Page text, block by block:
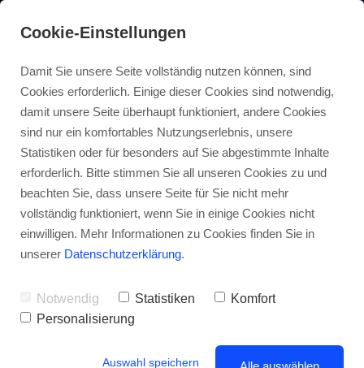
do it Akademie®
Das hat geklappt
- Vielen Dank!
Eine E-Mail ist
unterwegs an Sie.
Bitte schauen Sie in
Ihrem Postfach nach.
Cookie-Einstellungen
Damit Sie unsere Seite vollständig nutzen können, sind
Cookies erforderlich. Einige dieser Cookies sind notwendig,
damit unsere Seite überhaupt funktioniert, andere Cookies
sind nur ein komfortables Nutzungserlebnis, unsere
Statistiken oder für besonders auf Sie abgestimmte Inhalte
erforderlich. Bitte stimmen Sie all unseren Cookies zu und
beachten Sie, dass unsere Seite für Sie nicht mehr
vollständig funktioniert, wenn Sie in einige Cookies nicht
einwilligen. Mehr Informationen zu Cookies finden Sie in
unserer Datenschutzerklärung.
Notwendig Statistiken
Komfort
Personalisierung
Auswahl speichern